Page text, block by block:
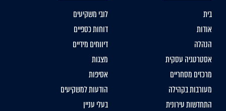
בית
אודות
הנהלה
אסטרטגיה עסקית
מרכזים מסחריים
מעורבות בקהילה
התחדשות עירונית
לובי משקיעים
דוחות כספיים
דיווחים מידיים
מצגות
אסיפות
הודעות למשקיעים
בעלי עניין